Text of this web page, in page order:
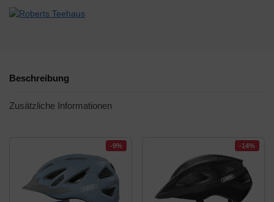
Beschreibung
Zusätzliche Informationen
-9% -14%